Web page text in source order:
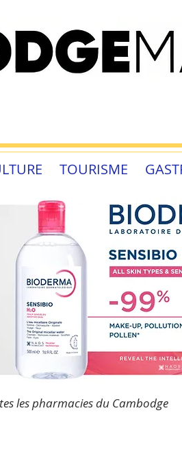
TOURISME
les pharmacies du Cambodge